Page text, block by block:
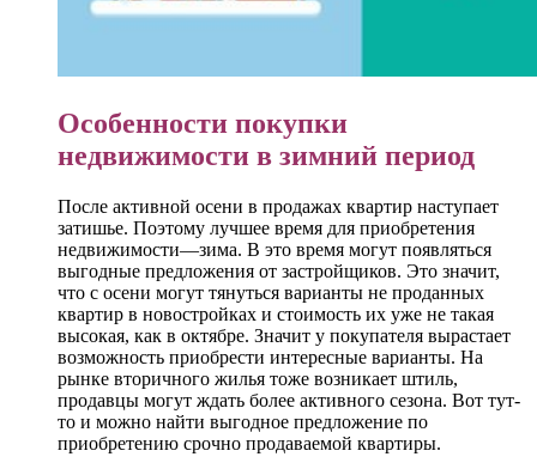
Особенности покупки
недвижимости в зимний период
После активной осени в продажах квартир наступает
затишье. Поэтому лучшее время для приобретения
недвижимости—зима. В это время могут появляться
выгодные предложения от застройщиков. Это значит,
что с осени могут тянуться варианты не проданных
квартир в новостройках и стоимость их уже не такая
высокая, как в октябре. Значит у покупателя вырастает
возможность приобрести интересные варианты. На
рынке вторичного жилья тоже возникает штиль,
продавцы могут ждать более активного сезона. Вот тут-
то и можно найти выгодное предложение по
приобретению срочно продаваемой квартиры.